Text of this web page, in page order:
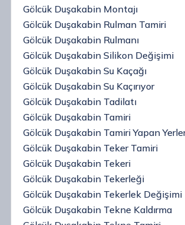
Gölcük Duşakabin Montajı
Gölcük Duşakabin Rulman Tamiri
Gölcük Duşakabin Rulmanı
Gölcük Duşakabin Silikon Değişimi
Gölcük Duşakabin Su Kaçağı
Gölcük Duşakabin Su Kaçırıyor
Gölcük Duşakabin Tadilatı
Gölcük Duşakabin Tamiri
Gölcük Duşakabin Tamiri Yapan
Gölcük Duşakabin Teker Tamiri
Gölcük Duşakabin Tekeri
Gölcük Duşakabin Tekerleği
Gölcük Duşakabin Tekerlek Değişimi
Gölcük Duşakabin Tekne Kaldırma